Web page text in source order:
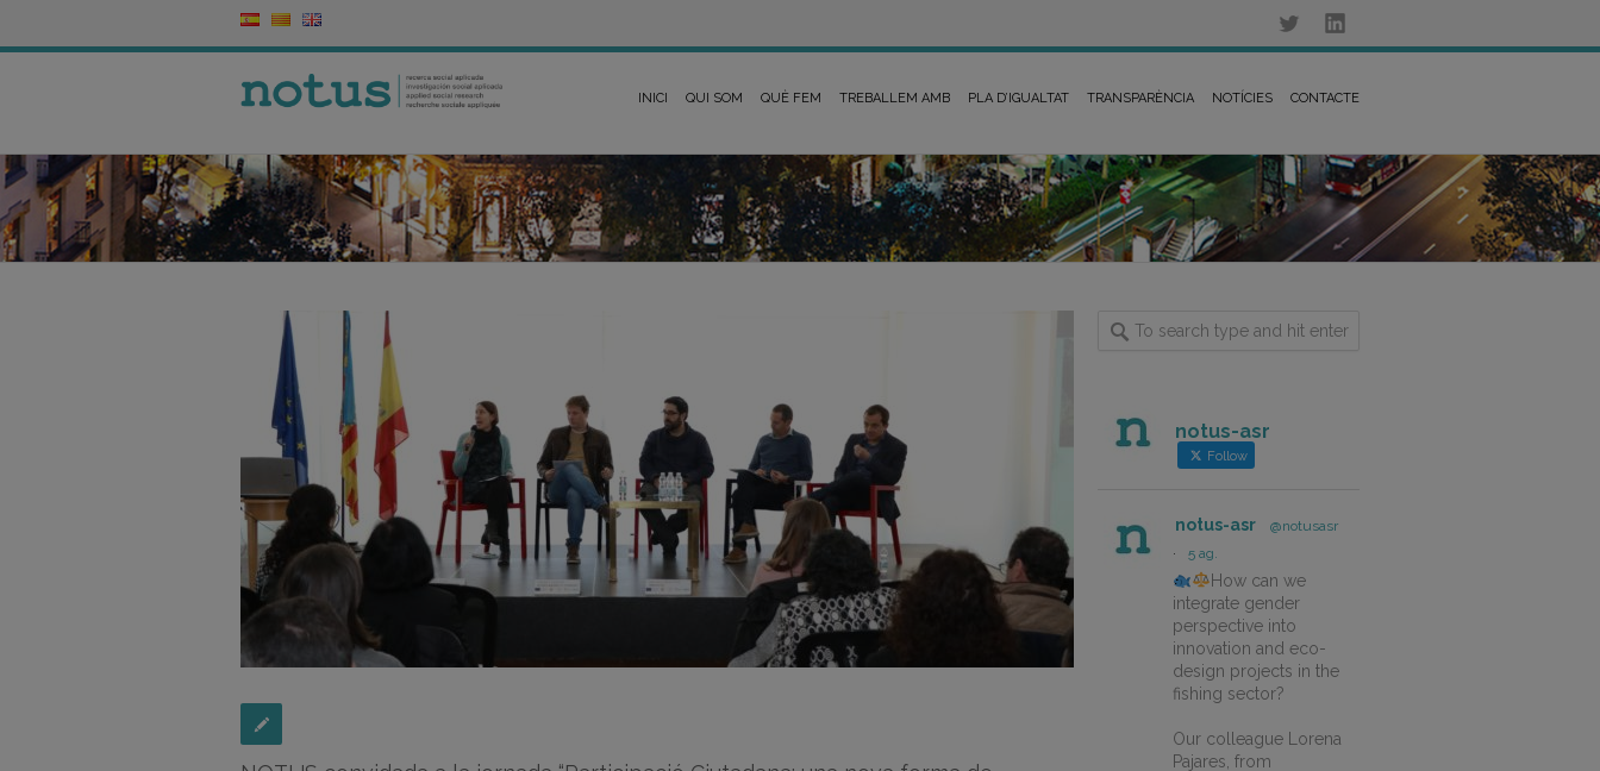
INICI QUI SOM QUÈ FEM TREBALLEM AMB PLA D’IGUALTAT TRANSPARÈNCIA NOTÍCIES CONTACTE
notus-asr
Follow
notus-asr
@notusasr
·
5 ag.
How can we
integrate gender
perspective into
innovation and eco-
design projects in the
fishing sector?
Our colleague Lorena
Pajares, from